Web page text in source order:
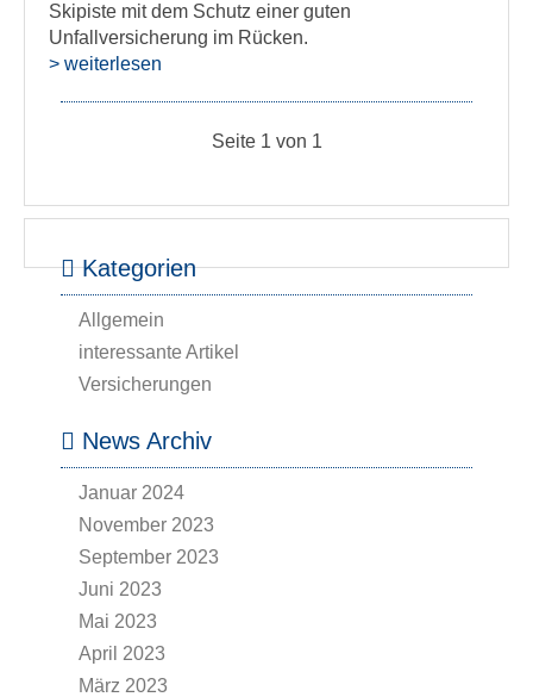
Skipiste mit dem Schutz einer guten
Unfallversicherung im Rücken.
> weiterlesen
Seite 1 von 1
Kategorien
Allgemein
interessante Artikel
Versicherungen
News Archiv
Januar 2024
November 2023
September 2023
Juni 2023
Mai 2023
April 2023
März 2023